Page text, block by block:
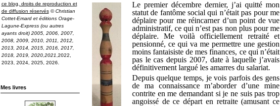
ce blog, droits de reproduction et
de diffusion réservés © Christian
Cottet-Emard et éditions Orage-
Lagune-Express (ou autres
ayants droit) 2005, 2006, 2007,
2008, 2009, 2010, 2011, 2012,
2013, 2014, 2015, 2016, 2017,
2018, 2019, 2020,2021 ,2022,
2023, 2024, 2025, 2026.
Mes livres
Le premier décembre dernier, j’ai quitté mon
statut de fantôme social qui n’était pas pour me
déplaire pour me réincarner d’un point de vue
administratif, ce qui n’est pas non plus pour me
déplaire. Me voilà officiellement retraité et
pensionné, ce qui va me permettre une gestion
moins fantaisiste de mes finances, ce qui n’était
pas le cas depuis 2007, date à laquelle j’avais
définitivement largué les amarres du salariat.
Depuis quelque temps, je vois parfois des gens
de ma connaissance m’aborder d’une mine
contrite en me demandant si je ne suis pas trop
angoissé de ce départ en retraite (amusant ce